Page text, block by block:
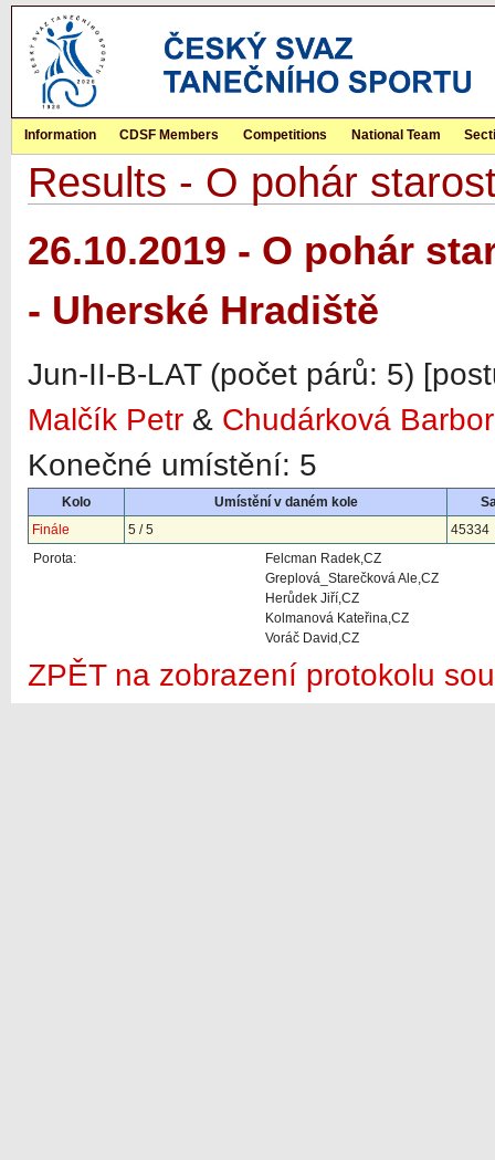
Information CDSF Members Competitions National Team
Results - O pohár
26.10.2019 - O pohár
- Uherské Hradiště
Jun-II-B-LAT (počet párů: 5)
Malčík Petr & Chudárková
Konečné umístění: 5
Kolo Umístění v daném kole
Finále
5 / 5
45334
Porota:
Felcman Radek,CZ
Greplová_Starečková Ale,CZ
Herůdek Jiří,CZ
Kolmanová Kateřina,CZ
Voráč David,CZ
ZPĚT na zobrazení protokolu